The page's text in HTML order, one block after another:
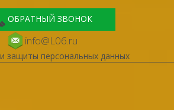
ОБРАТНЫЙ ЗВОНОК
info@L06.ru
защиты персональных данных